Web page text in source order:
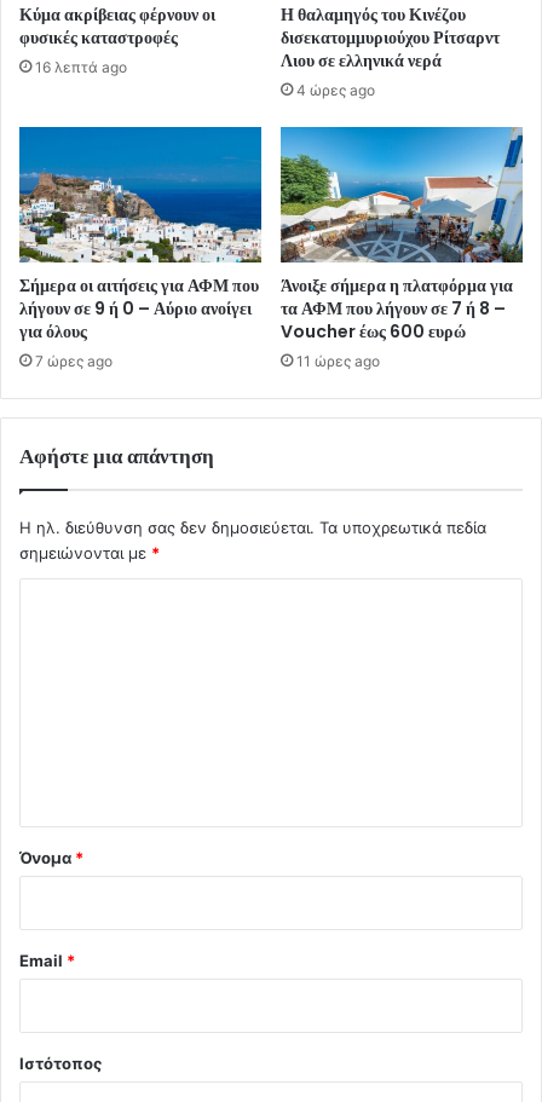
Κύμα ακρίβειας φέρνουν οι
φυσικές καταστροφές
16 λεπτά ago
Η θαλαμηγός του Κινέζου
δισεκατομμυριούχου Ρίτσαρντ
Λιου σε ελληνικά νερά
4 ώρες ago
Σήμερα οι αιτήσεις για ΑΦΜ που
λήγουν σε 9 ή 0 – Αύριο ανοίγει
για όλους
7 ώρες ago
Άνοιξε σήμερα η πλατφόρμα για
τα ΑΦΜ που λήγουν σε 7 ή 8 –
Voucher έως 600 ευρώ
11 ώρες ago
Αφήστε μια απάντηση
Η ηλ. διεύθυνση σας δεν δημοσιεύεται. Τα υποχρεωτικά πεδία
σημειώνονται με *
Όνομα *
Email *
Ιστότοπος